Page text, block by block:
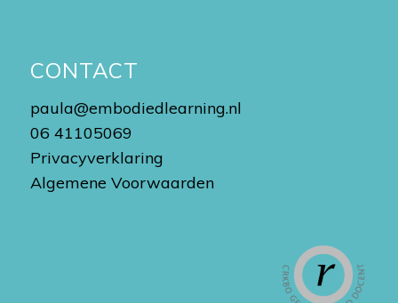
CONTACT
paula@embodiedlearning.nl
06 41105069
Privacyverklaring
Algemene Voorwaarden